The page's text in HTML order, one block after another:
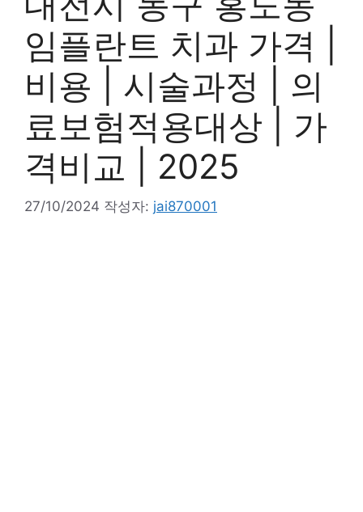
임플란트 치과 가격 |
비용 | 시술과정 | 의
료보험적용대상 | 가
격비교 | 2025
27/10/2024 작성자: jai870001